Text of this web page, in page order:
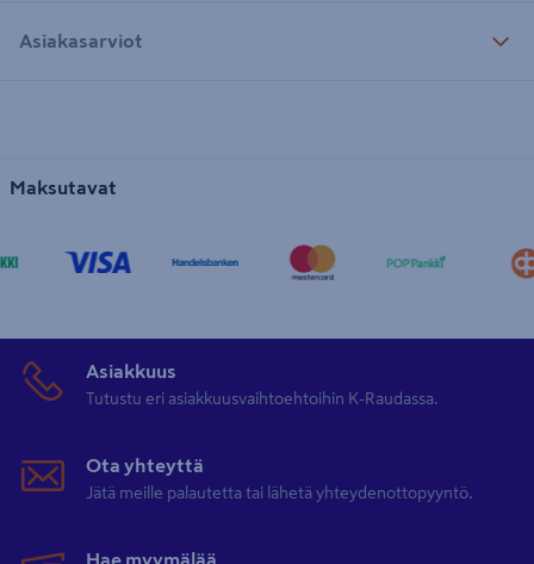
Asiakasarviot
Maksutavat
Asiakkuus
Tutustu eri asiakkuusvaihtoehtoihin K-Raudassa.
Ota yhteyttä
Jätä meille palautetta tai lähetä yhteydenottopyyntö.
Hae myymälää